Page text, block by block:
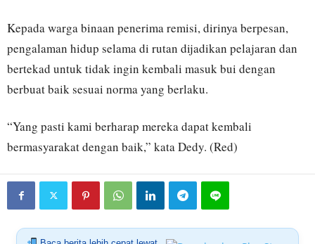
Kepada warga binaan penerima remisi, dirinya berpesan,
pengalaman hidup selama di rutan dijadikan pelajaran dan
bertekad untuk tidak ingin kembali masuk bui dengan
berbuat baik sesuai norma yang berlaku.
“Yang pasti kami berharap mereka dapat kembali
bermasyarakat dengan baik,” kata Dedy. (Red)